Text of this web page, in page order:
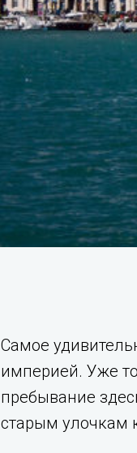
Самое
империей. Уже
пребывание
старым улочкам